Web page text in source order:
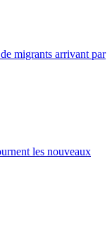
migrants arrivant par
les nouveaux